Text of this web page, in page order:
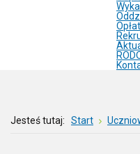
Jesteś tutaj: Start